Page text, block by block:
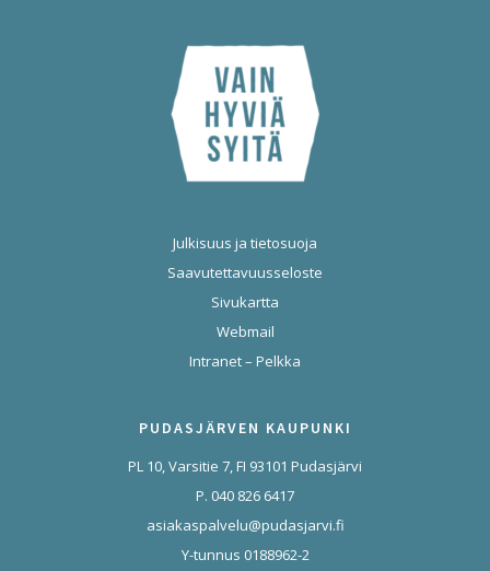
Julkisuus ja tietosuoja
Saavutettavuusseloste
Sivukartta
Webmail
Intranet – Pelkka
PUDASJÄRVEN KAUPUNKI
PL 10, Varsitie 7, FI 93101 Pudasjärvi
P. 040 826 6417
asiakaspalvelu@pudasjarvi.fi
Y-tunnus 0188962-2